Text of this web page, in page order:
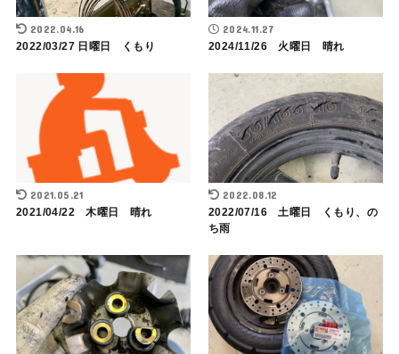
2022.04.16
2022/03/27 日曜日 くもり
2024.11.27
2024/11/26 火曜日 晴れ
2021.05.21
2021/04/22 木曜日 晴れ
2022.08.12
2022/07/16 土曜日 くもり、の
ち雨